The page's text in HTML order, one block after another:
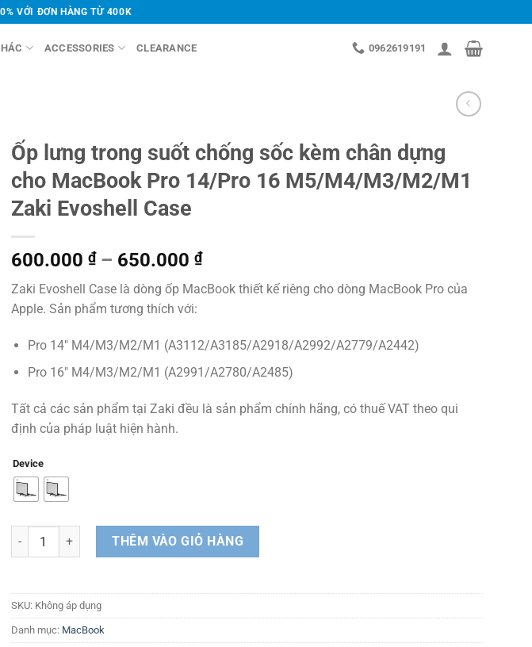
VỚI ĐƠN HÀNG TỪ 400K
ACCESSORIES CLEARANCE 0962619191
Ốp lưng trong suốt chống sốc kèm chân dựng
cho MacBook Pro 14/Pro 16 M5/M4/M3/M2/M1
Zaki Evoshell Case
600.000 ₫ – 650.000 ₫Khoảng
giá:
từ
đến
650.000 ₫
Zaki Evoshell Case là dòng ốp MacBook thiết kế riêng cho dòng MacBook Pro của
Apple. Sản phẩm tương thích với:
Pro 14″ M4/M3/M2/M1 (A3112/A3185/A2918/A2992/A2779/A2442)
Pro 16″ M4/M3/M2/M1 (A2991/A2780/A2485)
Tất cả các sản phẩm tại Zaki đều là sản phẩm chính hãng, có thuế VAT theo qui
định của pháp luật hiện hành.
Device
Ốp lưng trong suốt chống sốc kèm chân dựng cho MacBook Pro 14/Pro 16 M5/M4/M3/M2/M1 Zaki
THÊM VÀO GIỎ HÀNG
SKU: Không áp dụng
Danh mục: MacBook